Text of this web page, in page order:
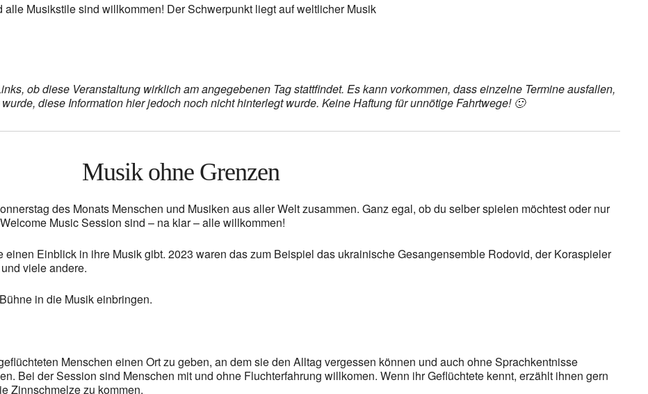
alle Musikstile sind willkommen! Der Schwerpunkt liegt auf weltlicher Musik
ob diese Veranstaltung wirklich am angegebenen Tag stattfindet. Es kann vorkommen, dass einzelne Termine ausfallen,
diese Information hier jedoch noch nicht hinterlegt wurde. Keine Haftung für unnötige Fahrtwege! 🙂
Musik ohne Grenzen
des Monats Menschen und Musiken aus aller Welt zusammen. Ganz egal, ob du selber spielen möchtest oder nur
Music Session sind – na klar – alle willkommen!
Einblick in ihre Musik gibt. 2023 waren das zum Beispiel das ukrainische Gesangensemble Rodovid, der Koraspieler
viele andere.
in die Musik einbringen.
Menschen einen Ort zu geben, an dem sie den Alltag vergessen können und auch ohne Sprachkentnisse
Bei der Session sind Menschen mit und ohne Fluchterfahrung willkomen. Wenn ihr Geflüchtete kennt, erzählt ihnen gern
Zinnschmelze zu kommen.